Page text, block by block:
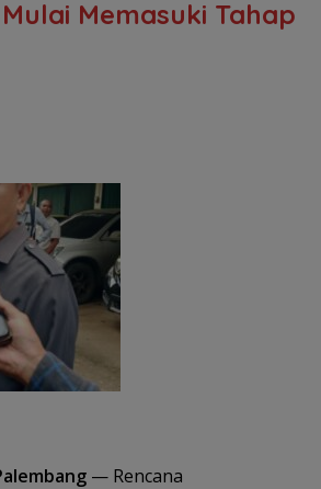
Memasuki Tahap
— Rencana